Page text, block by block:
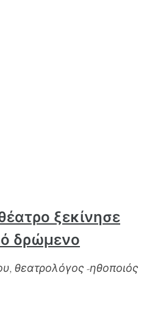
ξεκίνησε
δρώμενο
θεατρολόγος -ηθοποιός